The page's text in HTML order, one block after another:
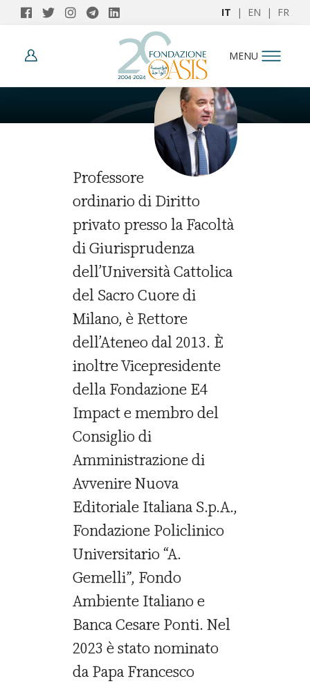
IT | EN | FR
MENU
Franco Anelli
Professore
ordinario di Diritto
privato presso la Facoltà
di Giurisprudenza
dell’Università Cattolica
del Sacro Cuore di
Milano, è Rettore
dell’Ateneo dal 2013. È
inoltre Vicepresidente
della Fondazione E4
Impact e membro del
Consiglio di
Amministrazione di
Avvenire Nuova
Editoriale Italiana S.p.A.,
Fondazione Policlinico
Universitario “A.
Gemelli”, Fondo
Ambiente Italiano e
Banca Cesare Ponti. Nel
2023 è stato nominato
da Papa Francesco